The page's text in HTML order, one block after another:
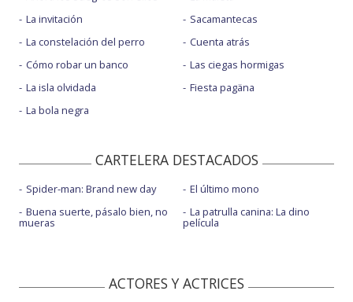
La invitación
La constelación del perro
Cómo robar un banco
La isla olvidada
La bola negra
Sacamantecas
Cuenta atrás
Las ciegas hormigas
Fiesta pagäna
CARTELERA DESTACADOS
Spider-man: Brand new day
Buena suerte, pásalo bien, no
mueras
El último mono
La patrulla canina: La dino
película
ACTORES Y ACTRICES